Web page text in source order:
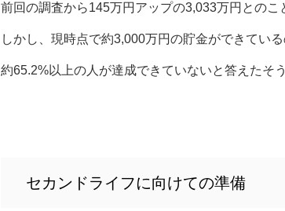
前回の調査から145万円アップの3,033万円とのこ
しかし、現時点で約3,000万円の貯金ができている
約65.2%以上の人が達成できていないと答えたそう
セカンドライフに向けての準備